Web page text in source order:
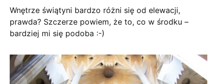
Wnętrze świątyni bardzo różni się od elewacji,
prawda? Szczerze powiem, że to, co w środku –
bardziej mi się podoba :-)